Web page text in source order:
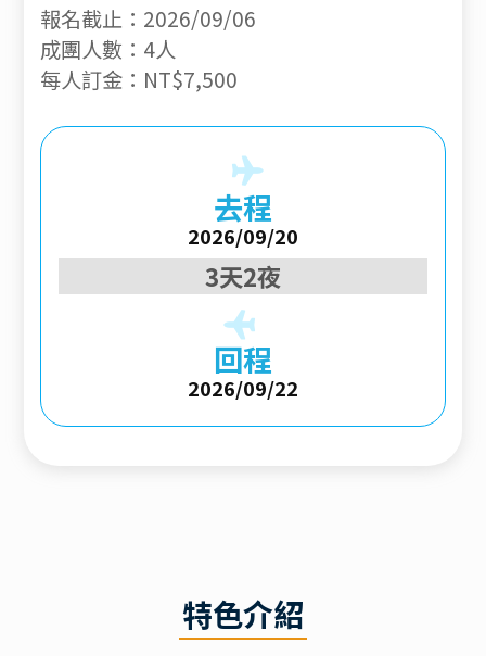
報名截止：2026/09/06
成團人數：4人
每人訂金：NT$7,500
去程
2026/09/20
3天2夜
回程
2026/09/22
特色介紹